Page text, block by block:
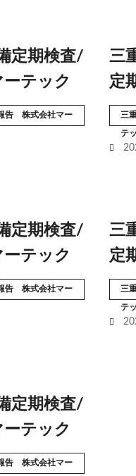
定期検査/
テック
告 株式会社マー
三
定
三
テ
定期検査/
テック
告 株式会社マー
三
定
三
テ
定期検査/
テック
告 株式会社マー